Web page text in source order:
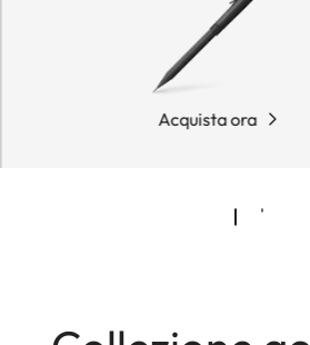
Acquista ora